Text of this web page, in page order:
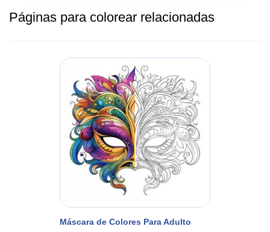
Páginas para colorear relacionadas
Máscara de Colores Para Adulto